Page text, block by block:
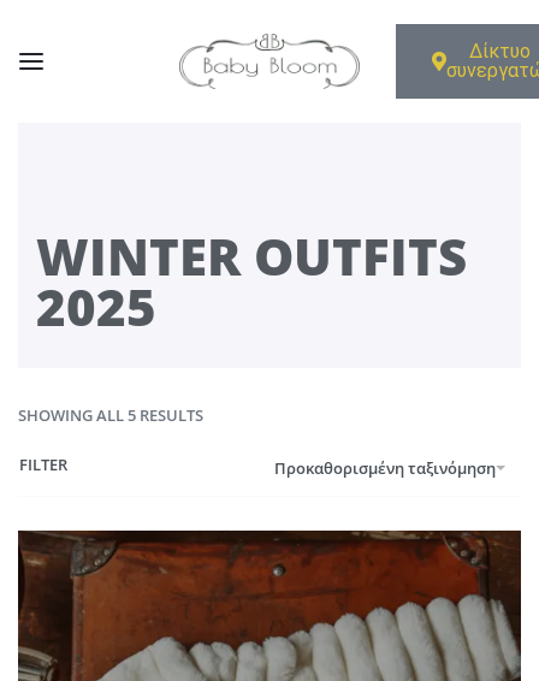
Δίκτυο
WINTER OUTFITS
2025
SHOWING ALL 5 RESULTS
Προκαθορισμένη ταξινόμηση
FILTER